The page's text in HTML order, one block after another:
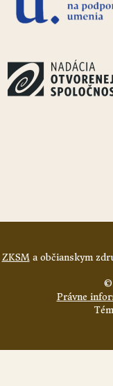
ZKSMa občianskym
©
Právne